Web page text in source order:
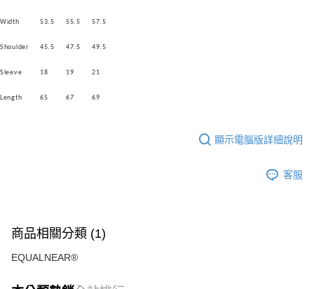
Width 53.5 55.5 57.5
Shoulder 45.5 47.5 49.5
Sleeve 18 19 21
Length 65 67 69
顯示電腦版詳細說明
客服
商品相關分類 (1)
EQUALNEAR®